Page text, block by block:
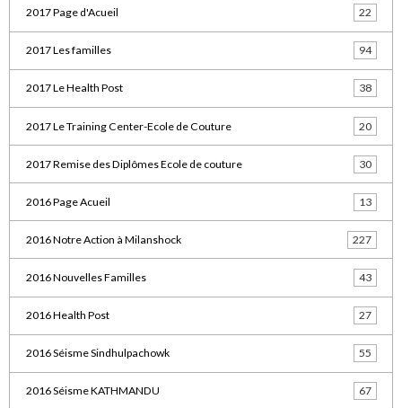
2017 Page d'Acueil 22
2017 Les familles 94
2017 Le Health Post 38
2017 Le Training Center-Ecole de Couture 20
2017 Remise des Diplômes Ecole de couture 30
2016 Page Acueil 13
2016 Notre Action à Milanshock 227
2016 Nouvelles Familles 43
2016 Health Post 27
2016 Séisme Sindhulpachowk 55
2016 Séisme KATHMANDU 67